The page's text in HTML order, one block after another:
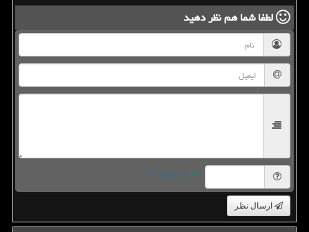
لطفا شما همنظر دهید
= ۹ بعلاوه ۴
ارسال نظر